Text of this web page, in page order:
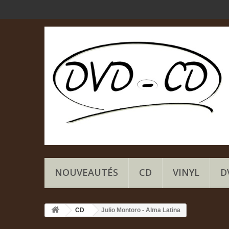
NOUVEAUTÉS CD VINYL
CD Julio Montoro - Alma Latina